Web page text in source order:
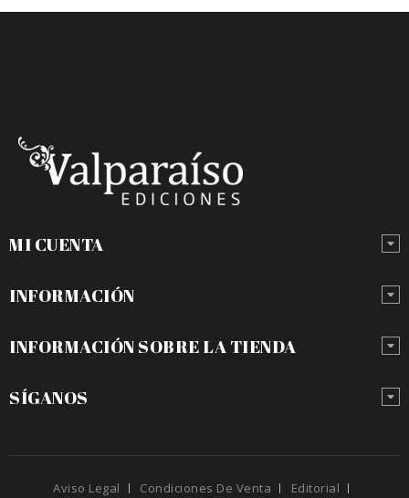
MI CUENTA
INFORMACIÓN
INFORMACIÓN SOBRE LA TIENDA
SÍGANOS
Aviso Legal Condiciones De Venta Editorial